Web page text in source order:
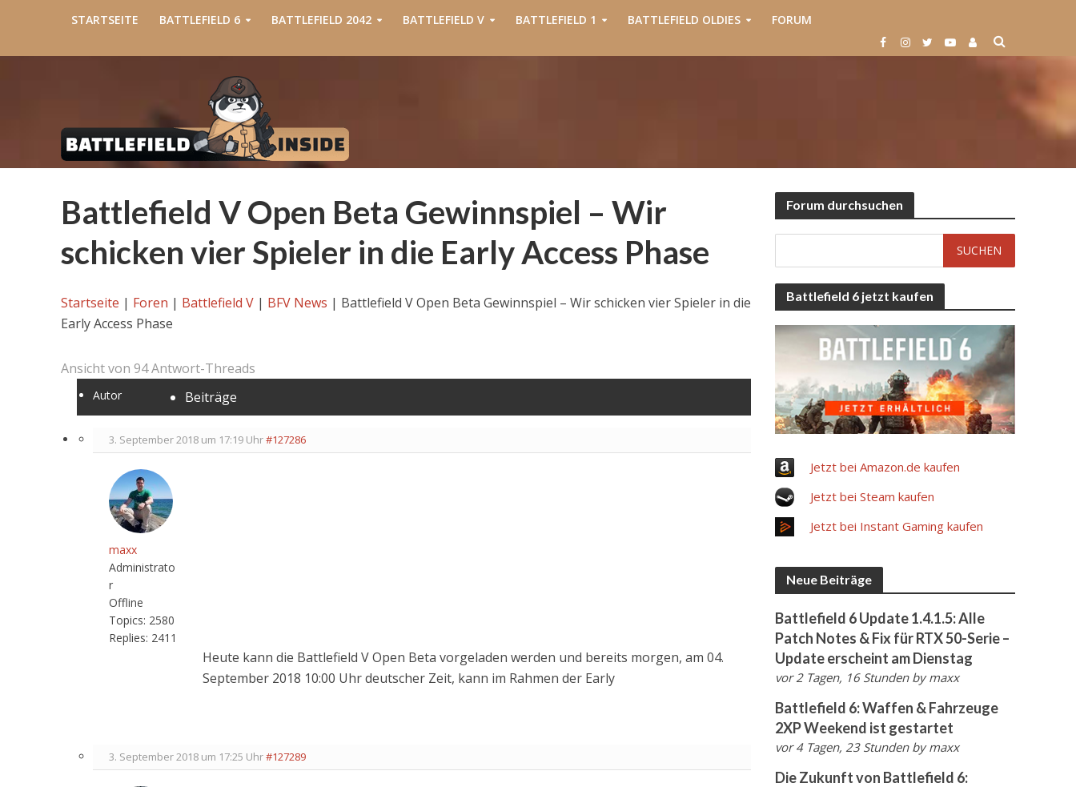
STARTSEITE BATTLEFIELD 6 BATTLEFIELD 2042 BATTLEFIELD V BATTLEFIELD 1 BATTLEFIELD OLDIES FORUM
Battlefield V Open Beta Gewinnspiel – Wir
schicken vier Spieler in die Early Access Phase
Startseite | Foren | Battlefield V | BFV News | Battlefield V Open Beta Gewinnspiel – Wir schicken vier Spieler in die
Early Access Phase
Ansicht von 94 Antwort-Threads
Autor Beiträge
3. September 2018 um 17:19 Uhr#127286
maxx
Administrato
r
Offline
Topics: 2580
Replies: 2411
Heute kann die Battlefield V Open Beta vorgeladen werden und bereits morgen, am 04.
September 2018 10:00 Uhr deutscher Zeit, kann im Rahmen der Early
3. September 2018 um 17:25 Uhr#127289
Forum durchsuchen
Battlefield 6 jetzt kaufen
Jetzt bei Amazon.de kaufen
Jetzt bei Steam kaufen
Jetzt bei Instant Gaming kaufen
Neue Beiträge
Battlefield 6 Update 1.4.1.5: Alle
Patch Notes & Fix für RTX 50-Serie –
Update erscheint am Dienstag
vor 2 Tagen, 16 Stunden bymaxx
Battlefield 6: Waffen & Fahrzeuge
2XP Weekend ist gestartet
vor 4 Tagen, 23 Stunden bymaxx
Die Zukunft von Battlefield 6: